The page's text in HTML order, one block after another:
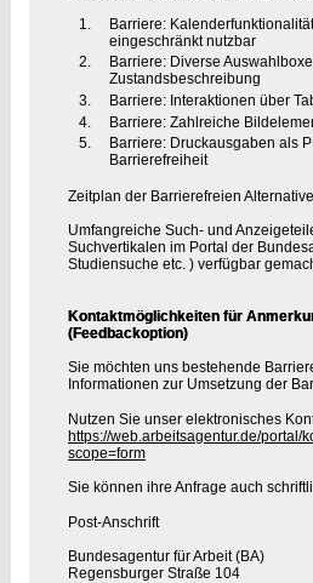
Barriere:
eingeschränkt nutzbar
Barriere: Diverse
Zustandsbeschreibung
Barriere: Interaktionen über
Barriere: Zahlreiche
Barriere: Druckausgaben als
Barrierefreiheit
Zeitplan der Barrierefreien
Umfangreiche Such- und
Suchvertikalen im Portal der
Studiensuche etc. ) verfügbar
Kontaktmöglichkeiten für
(Feedbackoption)
Sie möchten uns bestehende
Informationen zur Umsetzung der
Nutzen Sie unser elektronisches
https://web.arbeitsagentur.de/portal/
scope=form
Sie können ihre Anfrage auch
Post-Anschrift
Bundesagentur für Arbeit (BA)
Regensburger Straße 104